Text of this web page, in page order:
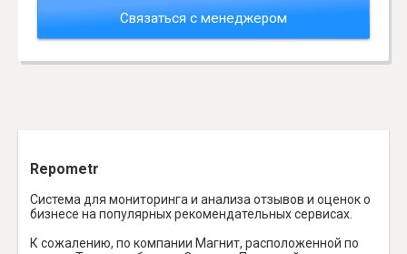
Связаться с менеджером
Repometr
Система для мониторинга и анализа отзывов и оценок о
бизнесе на популярных рекомендательных сервисах.
К сожалению, по компании Магнит, расположенной по